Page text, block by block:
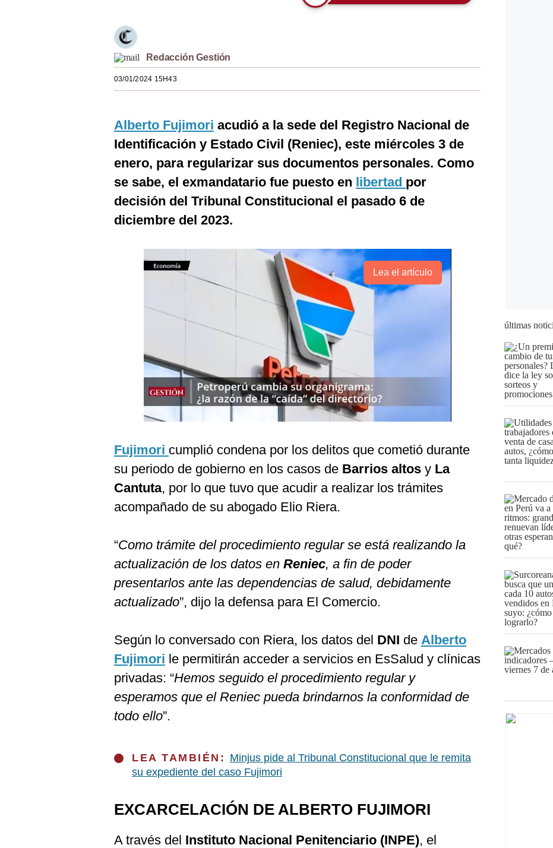
Redacción Gestión
03/01/2024 15H43
Alberto Fujimori acudió a la sede del Registro Nacional de
Identificación y Estado Civil (Reniec), este miércoles 3 de
enero, para regularizar sus documentos personales. Como
se sabe, el exmandatario fue puesto en libertad por
decisión del Tribunal Constitucional el pasado 6 de
diciembre del 2023.
Lea el artículo
Fujimori cumplió condena por los delitos que cometió durante
su periodo de gobierno en los casos de Barrios altos y La
Cantuta, por lo que tuvo que acudir a realizar los trámites
acompañado de su abogado Elio Riera.
“Como trámite del procedimiento regular se está realizando la
actualización de los datos en Reniec, a fin de poder
presentarlos ante las dependencias de salud, debidamente
actualizado”, dijo la defensa para El Comercio.
Según lo conversado con Riera, los datos del DNI de Alberto
Fujimori le permitirán acceder a servicios en EsSalud y clínicas
privadas: “Hemos seguido el procedimiento regular y
esperamos que el Reniec pueda brindarnos la conformidad de
todo ello”.
LEA TAMBIÉN: Minjus pide al Tribunal Constitucional que le remita
su expediente del caso Fujimori
EXCARCELACIÓN DE ALBERTO FUJIMORI
A través del Instituto Nacional Penitenciario (INPE), el
últimas